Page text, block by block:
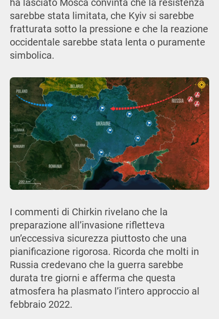
ha lasciato Mosca convinta che la resistenza
sarebbe stata limitata, che Kyiv si sarebbe
fratturata sotto la pressione e che la reazione
occidentale sarebbe stata lenta o puramente
simbolica.
I commenti di Chirkin rivelano che la
preparazione all’invasione rifletteva
un’eccessiva sicurezza piuttosto che una
pianificazione rigorosa. Ricorda che molti in
Russia credevano che la guerra sarebbe
durata tre giorni e afferma che questa
atmosfera ha plasmato l’intero approccio al
febbraio 2022.